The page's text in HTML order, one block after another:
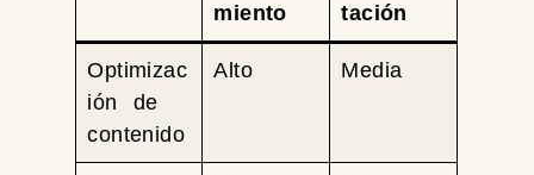
miento
tación
Optimizac
ión de
contenido
Alto Media